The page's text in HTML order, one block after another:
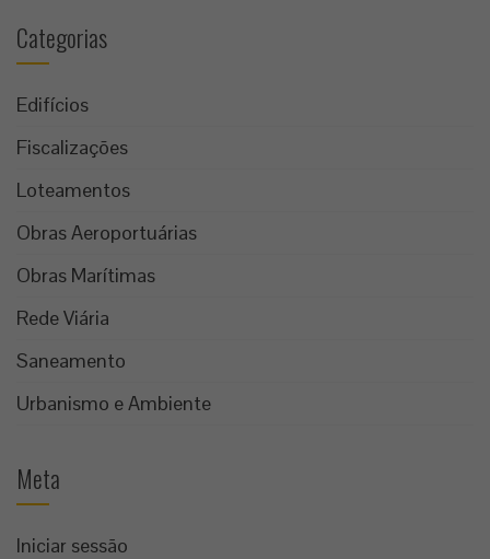
Categorias
Edifícios
Fiscalizações
Loteamentos
Obras Aeroportuárias
Obras Marítimas
Rede Viária
Saneamento
Urbanismo e Ambiente
Meta
Iniciar sessão